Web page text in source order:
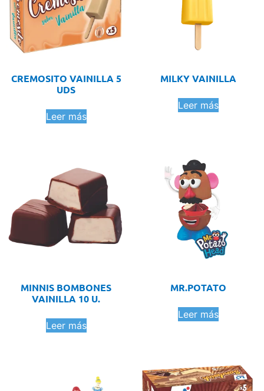
CREMOSITO VAINILLA 5
UDS
Leer más
MILKY VAINILLA
Leer más
MINNIS BOMBONES
VAINILLA 10 U.
Leer más
MR.POTATO
Leer más